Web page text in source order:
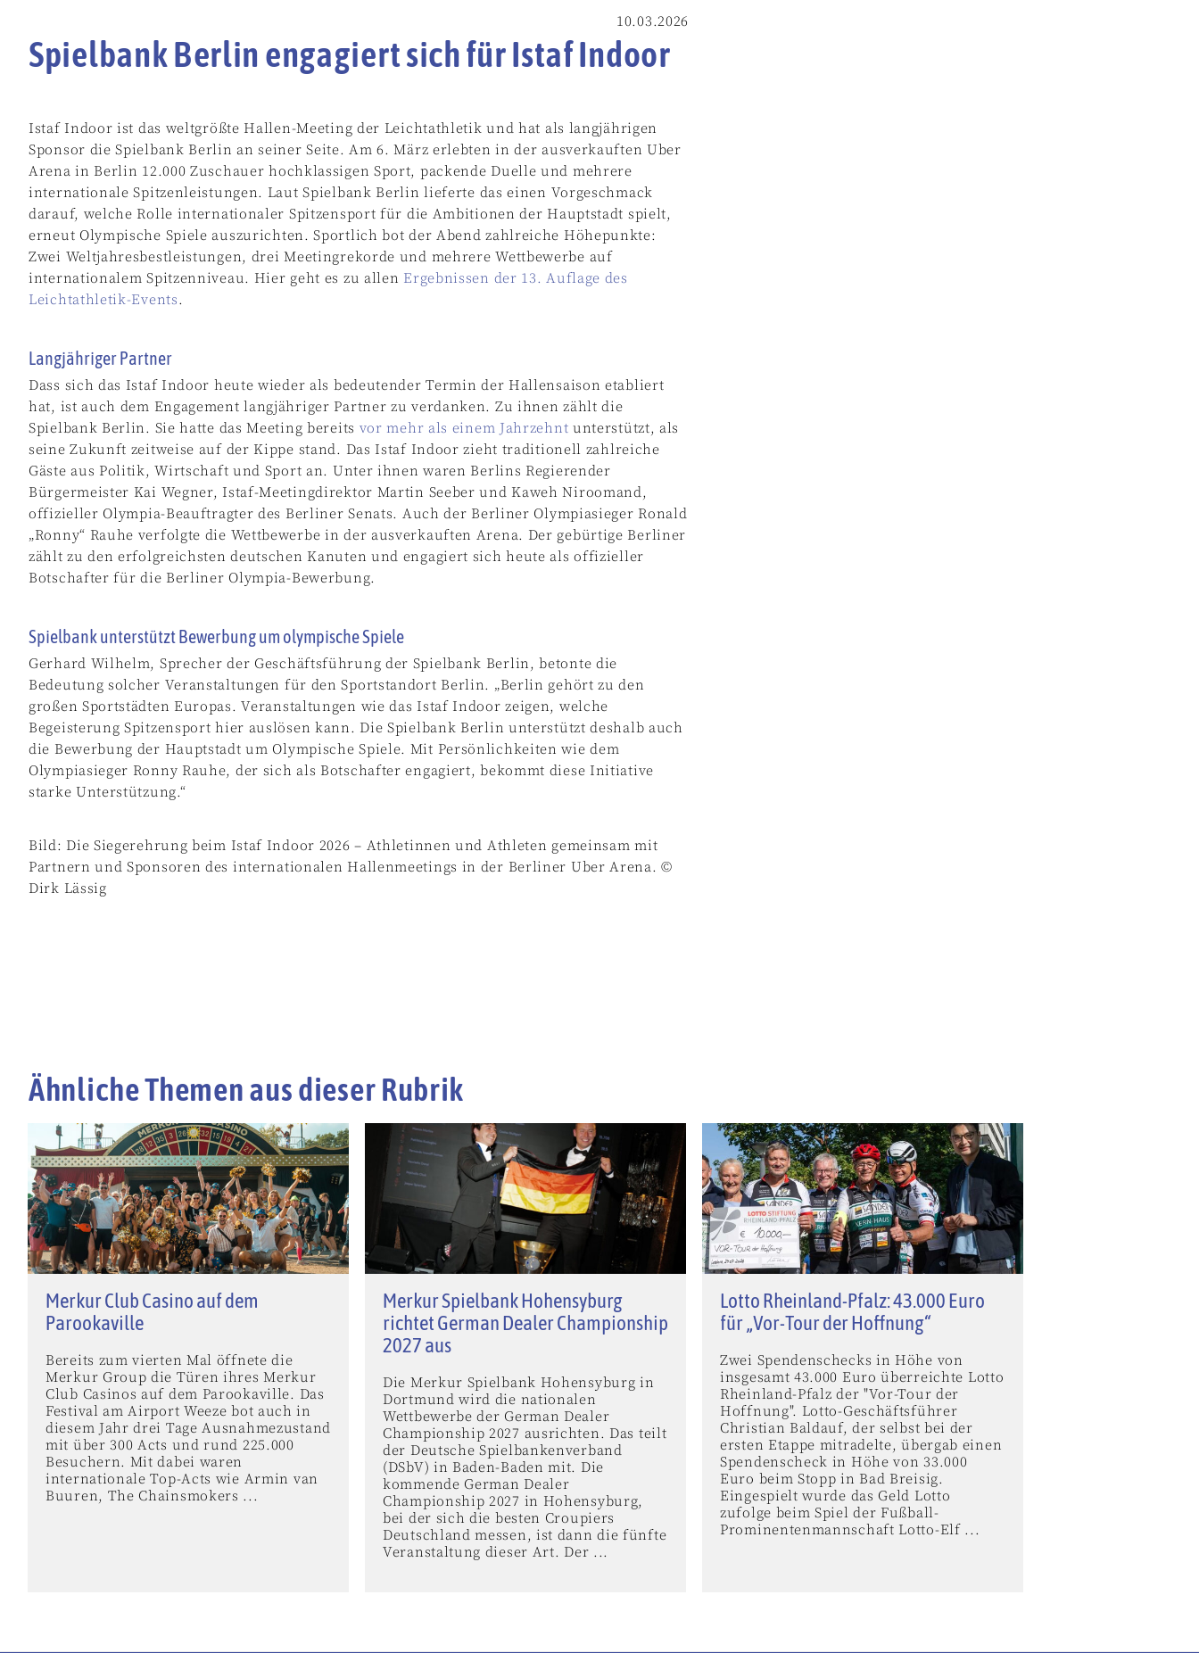
10.03.2026
Spielbank Berlin engagiert sich für Istaf Indoor
Istaf Indoor ist das weltgrößte Hallen-Meeting der Leichtathletik und hat als langjährigen
Sponsor die Spielbank Berlin an seiner Seite. Am 6. März erlebten in der ausverkauften Uber
Arena in Berlin 12.000 Zuschauer hochklassigen Sport, packende Duelle und mehrere
internationale Spitzenleistungen. Laut Spielbank Berlin lieferte das einen Vorgeschmack
darauf, welche Rolle internationaler Spitzensport für die Ambitionen der Hauptstadt spielt,
erneut Olympische Spiele auszurichten. Sportlich bot der Abend zahlreiche Höhepunkte:
Zwei Weltjahresbestleistungen, drei Meetingrekorde und mehrere Wettbewerbe auf
internationalem Spitzenniveau. Hier geht es zu allen Ergebnissen der 13. Auflage des
Leichtathletik-Events.
Langjähriger Partner
Dass sich das Istaf Indoor heute wieder als bedeutender Termin der Hallensaison etabliert
hat, ist auch dem Engagement langjähriger Partner zu verdanken. Zu ihnen zählt die
Spielbank Berlin. Sie hatte das Meeting bereits vor mehr als einem Jahrzehnt unterstützt, als
seine Zukunft zeitweise auf der Kippe stand. Das Istaf Indoor zieht traditionell zahlreiche
Gäste aus Politik, Wirtschaft und Sport an. Unter ihnen waren Berlins Regierender
Bürgermeister Kai Wegner, Istaf-Meetingdirektor Martin Seeber und Kaweh Niroomand,
offizieller Olympia-Beauftragter des Berliner Senats. Auch der Berliner Olympiasieger Ronald
„Ronny“ Rauhe verfolgte die Wettbewerbe in der ausverkauften Arena. Der gebürtige Berliner
zählt zu den erfolgreichsten deutschen Kanuten und engagiert sich heute als offizieller
Botschafter für die Berliner Olympia-Bewerbung.
Spielbank unterstützt Bewerbung um olympische Spiele
Gerhard Wilhelm, Sprecher der Geschäftsführung der Spielbank Berlin, betonte die
Bedeutung solcher Veranstaltungen für den Sportstandort Berlin. „Berlin gehört zu den
großen Sportstädten Europas. Veranstaltungen wie das Istaf Indoor zeigen, welche
Begeisterung Spitzensport hier auslösen kann. Die Spielbank Berlin unterstützt deshalb auch
die Bewerbung der Hauptstadt um Olympische Spiele. Mit Persönlichkeiten wie dem
Olympiasieger Ronny Rauhe, der sich als Botschafter engagiert, bekommt diese Initiative
starke Unterstützung.“
Bild: Die Siegerehrung beim Istaf Indoor 2026 – Athletinnen und Athleten gemeinsam mit
Partnern und Sponsoren des internationalen Hallenmeetings in der Berliner Uber Arena. ©
Dirk Lässig
Ähnliche Themen aus dieser Rubrik
Merkur Club Casino auf dem
Parookaville
Bereits zum vierten Mal öffnete die
Merkur Group die Türen ihres Merkur
Club Casinos auf dem Parookaville. Das
Festival am Airport Weeze bot auch in
diesem Jahr drei Tage Ausnahmezustand
mit über 300 Acts und rund 225.000
Besuchern. Mit dabei waren
internationale Top-Acts wie Armin van
Buuren, The Chainsmokers ...
Merkur Spielbank Hohensyburg
richtet German Dealer Championship
2027 aus
Die Merkur Spielbank Hohensyburg in
Dortmund wird die nationalen
Wettbewerbe der German Dealer
Championship 2027 ausrichten. Das teilt
der Deutsche Spielbankenverband
(DSbV) in Baden-Baden mit. Die
kommende German Dealer
Championship 2027 in Hohensyburg,
bei der sich die besten Croupiers
Deutschland messen, ist dann die fünfte
Veranstaltung dieser Art. Der ...
Lotto Rheinland-Pfalz: 43.000 Euro
für „Vor-Tour der Hoffnung“
Zwei Spendenschecks in Höhe von
insgesamt 43.000 Euro überreichte Lotto
Rheinland-Pfalz der "Vor-Tour der
Hoffnung". Lotto-Geschäftsführer
Christian Baldauf, der selbst bei der
ersten Etappe mitradelte, übergab einen
Spendenscheck in Höhe von 33.000
Euro beim Stopp in Bad Breisig.
Eingespielt wurde das Geld Lotto
zufolge beim Spiel der Fußball-
Prominentenmannschaft Lotto-Elf ...